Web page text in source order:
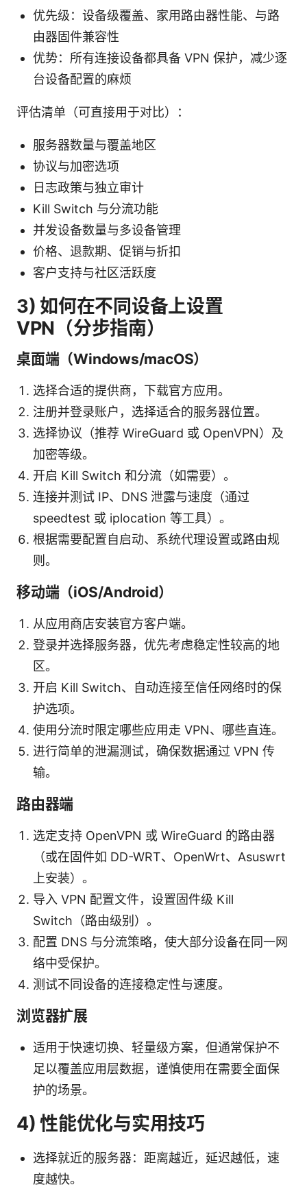
优先级：设备级覆盖、家用路由器性能、与路
由器固件兼容性
优势：所有连接设备都具备 VPN 保护，减少逐
台设备配置的麻烦
评估清单（可直接用于对比）：
服务器数量与覆盖地区
协议与加密选项
日志政策与独立审计
Kill Switch 与分流功能
并发设备数量与多设备管理
价格、退款期、促销与折扣
客户支持与社区活跃度
3) 如何在不同设备上设置
VPN（分步指南）
桌面端（Windows/macOS）
选择合适的提供商，下载官方应用。
注册并登录账户，选择适合的服务器位置。
选择协议（推荐 WireGuard 或 OpenVPN）及
加密等级。
开启 Kill Switch 和分流（如需要）。
连接并测试 IP、DNS 泄露与速度（通过
speedtest 或 iplocation 等工具）。
根据需要配置自启动、系统代理设置或路由规
则。
移动端（iOS/Android）
从应用商店安装官方客户端。
登录并选择服务器，优先考虑稳定性较高的地
区。
开启 Kill Switch、自动连接至信任网络时的保
护选项。
使用分流时限定哪些应用走 VPN、哪些直连。
进行简单的泄漏测试，确保数据通过 VPN 传
输。
路由器端
选定支持 OpenVPN 或 WireGuard 的路由器
（或在固件如 DD-WRT、OpenWrt、Asuswrt
上安装）。
导入 VPN 配置文件，设置固件级 Kill
Switch（路由级别）。
配置 DNS 与分流策略，使大部分设备在同一网
络中受保护。
测试不同设备的连接稳定性与速度。
浏览器扩展
适用于快速切换、轻量级方案，但通常保护不
足以覆盖应用层数据，谨慎使用在需要全面保
护的场景。
4) 性能优化与实用技巧
选择就近的服务器：距离越近，延迟越低，速
度越快。